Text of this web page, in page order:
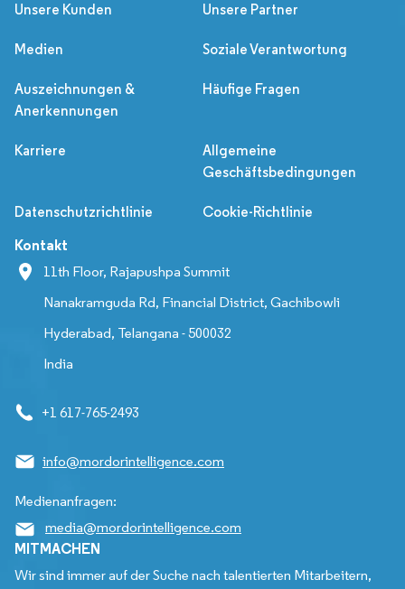
Unsere Kunden Unsere Partner
Medien Soziale Verantwortung
Auszeichnungen &
Anerkennungen
Häufige Fragen
Karriere
Allgemeine
Geschäftsbedingungen
Datenschutzrichtlinie Cookie-Richtlinie
Kontakt
11th Floor, Rajapushpa Summit
Nanakramguda Rd, Financial District, Gachibowli
Hyderabad, Telangana - 500032
India
+1 617-765-2493
info@mordorintelligence.com
Medienanfragen:
media@mordorintelligence.com
MITMACHEN
Wir sind immer auf der Suche nach talentierten Mitarbeitern,